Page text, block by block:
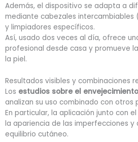
Además, el dispositivo se adapta a
mediante cabezales intercambiables
y limpiadores específicos.
Así, usado dos veces al día, ofrece
profesional desde casa y promueve
la piel.
Resultados visibles y combinaciones
Los estudios sobre el
analizan su uso combinado con otros
En particular, la aplicación junto con el
la apariencia de las imperfecciones y
equilibrio cutáneo.